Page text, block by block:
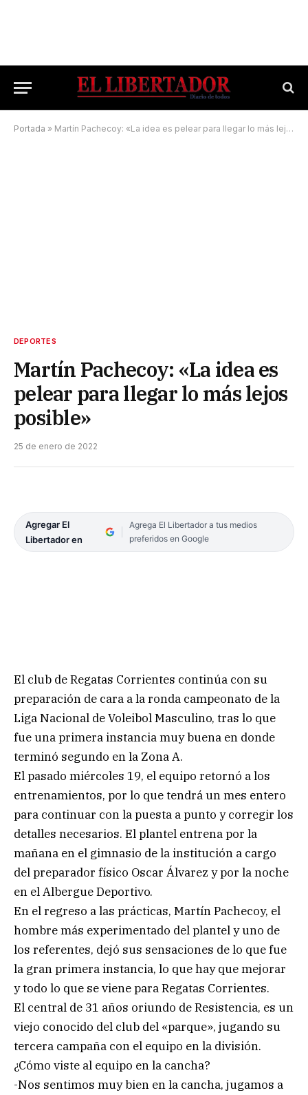
Portada » Martín Pachecoy: «La idea es pelear para llegar lo más lejos posible»
DEPORTES
Martín Pachecoy: «La idea es
pelear para llegar lo más lejos
posible»
25 de enero de 2022
Agregar El
Libertador en
Agrega El Libertador a tus medios
preferidos en Google
El club de Regatas Corrientes continúa con su
preparación de cara a la ronda campeonato de la
Liga Nacional de Voleibol Masculino, tras lo que
fue una primera instancia muy buena en donde
terminó segundo en la Zona A.
El pasado miércoles 19, el equipo retornó a los
entrenamientos, por lo que tendrá un mes entero
para continuar con la puesta a punto y corregir los
detalles necesarios. El plantel entrena por la
mañana en el gimnasio de la institución a cargo
del preparador físico Oscar Álvarez y por la noche
en el Albergue Deportivo.
En el regreso a las prácticas, Martín Pachecoy, el
hombre más experimentado del plantel y uno de
los referentes, dejó sus sensaciones de lo que fue
la gran primera instancia, lo que hay que mejorar
y todo lo que se viene para Regatas Corrientes.
El central de 31 años oriundo de Resistencia, es un
viejo conocido del club del «parque», jugando su
tercera campaña con el equipo en la división.
¿Cómo viste al equipo en la cancha?
-Nos sentimos muy bien en la cancha, jugamos a